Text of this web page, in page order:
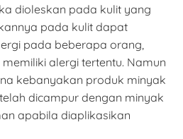
dioleskan pada kulit yang
pada kulit dapat
pada beberapa orang,
alergi tertentu. Namun
kebanyakan produk minyak
dicampur dengan minyak
apabila diaplikasikan